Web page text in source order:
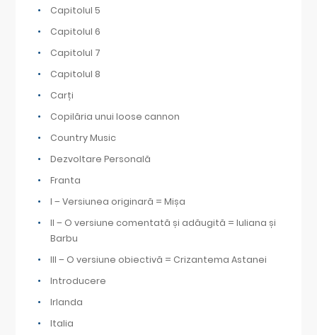
Capitolul 5
Capitolul 6
Capitolul 7
Capitolul 8
Carți
Copilăria unui loose cannon
Country Music
Dezvoltare Personală
Franta
I – Versiunea originară = Mișa
II – O versiune comentată și adăugită = Iuliana și
Barbu
III – O versiune obiectivă = Crizantema Astanei
Introducere
Irlanda
Italia